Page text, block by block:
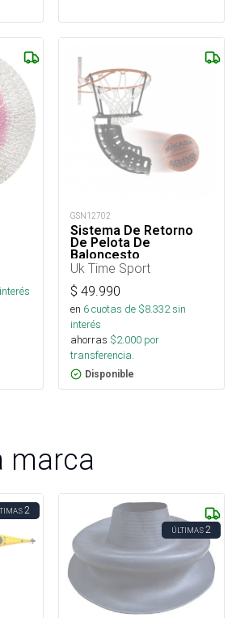
GSN12702
Sistema De Retorno
De Pelota De
Baloncesto
Uk Time Sport
$ 49.990
en 6cuotas de $8.332sin
interés
ahorras $2.000 por
transferencia.
Disponible
marca
2
ÚLTIMAS2